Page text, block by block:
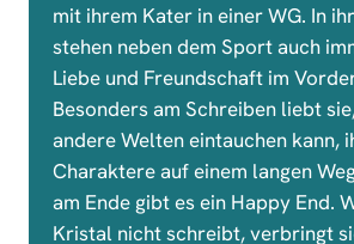
mit ihrem Kater in einer WG. In
stehen neben dem Sport auch
Liebe und Freundschaft im
Besonders am Schreiben liebt
andere Welten eintauchen kann,
Charaktere auf einem langen
am Ende gibt es ein Happy End.
Kristal nicht schreibt, verbringt